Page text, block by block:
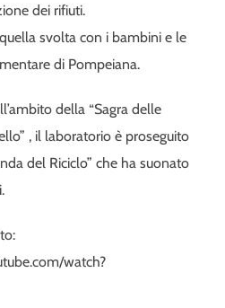
dei rifiuti.
svolta con i bambini e le
di Pompeiana.
della “Sagra delle
, il laboratorio è proseguito
del Riciclo” che ha suonato
watch?